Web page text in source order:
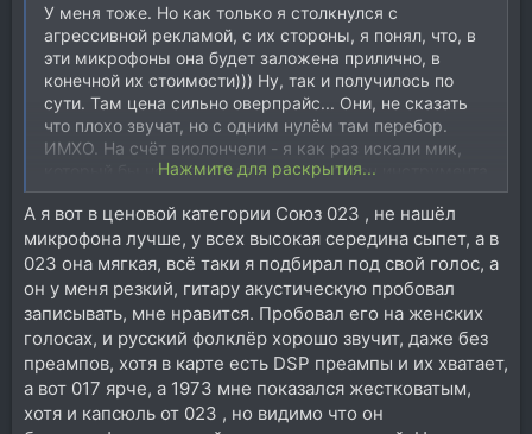
У меня тоже. Но как только я столкнулся с
агрессивной рекламой, с их стороны, я понял, что, в
эти микрофоны она будет заложена прилично, в
конечной их стоимости))) Ну, так и получилось по
сути. Там цена сильно оверпрайс... Они, не сказать
что плохо звучат, но с одним нулём там перебор.
ИМХО. На счёт виолончели - я как раз искали мик,
который бы не вытягивал весь диапазон инструмента
как мейн звук, т.к. в аранжировках, в которых я
работал, он там не главенствующий далеко
инструмент, но снимал бы нормально середину.
Большинство средних микрофонов очень мутно
работают с серединой, и, наверно только 414й
подходил, и всё. Я правда так его и не попробовал, ни
018 ни 023й на ней.
Нажмите для раскрытия...
А я вот в ценовой категории Союз 023 , не нашёл
микрофона лучше, у всех высокая середина сыпет, а в
023 она мягкая, всё таки я подбирал под свой голос, а
он у меня резкий, гитару акустическую пробовал
записывать, мне нравится. Пробовал его на женских
голосах, и русский фолклёр хорошо звучит, даже без
преампов, хотя в карте есть DSP преампы и их хватает,
а вот 017 ярче, а 1973 мне показался жестковатым,
хотя и капсюль от 023 , но видимо что он